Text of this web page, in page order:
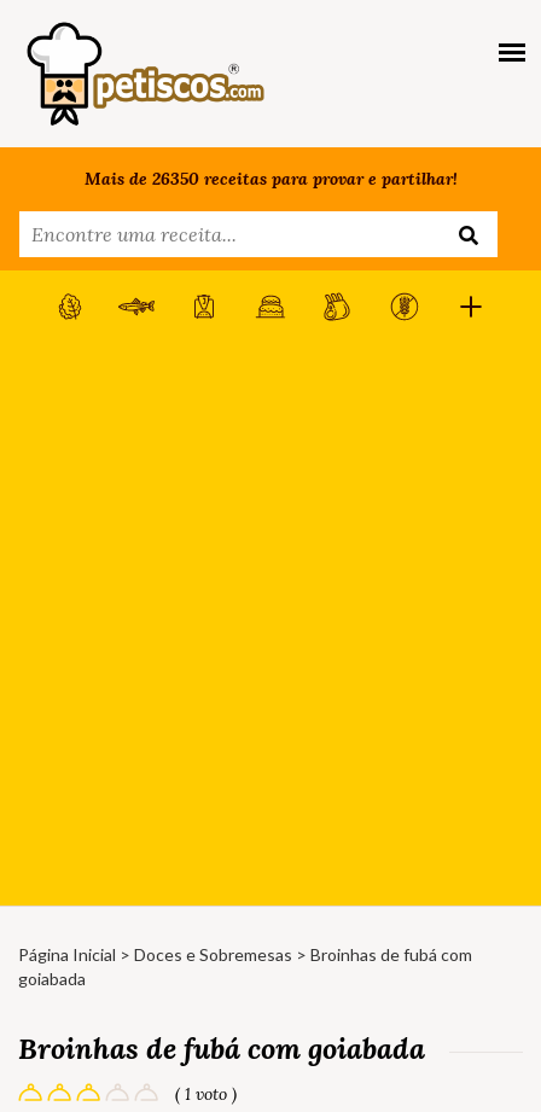
Mais de 26350 receitas para provar e partilhar!
Página Inicial > Doces e Sobremesas > Broinhas de fubá com
goiabada
Broinhas de fubá com goiabada
( 1 voto )